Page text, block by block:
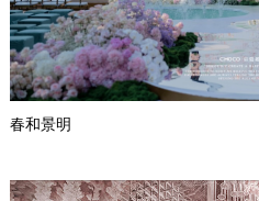
三亚启蔻 | 森林秘境